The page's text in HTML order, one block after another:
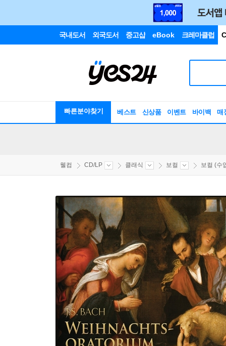
국내도서 외국도서 중고샵 eBook 크레마클럽
빠른분야찾기 베스트 신상품 이벤트 바이백 매
웰컴 CD/LP 클래식 보컬 보컬 (수